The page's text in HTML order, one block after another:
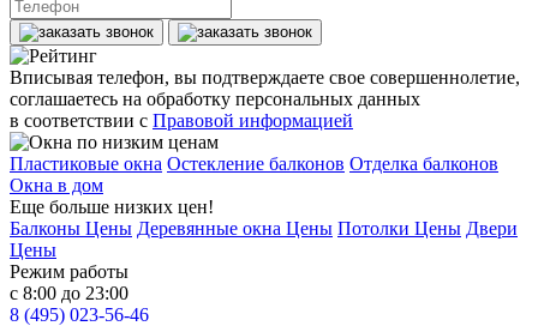
Вписывая телефон, вы подтверждаете свое совершеннолетие,
соглашаетесь на обработку персональных данных
в соответствии с Правовой информацией
Пластиковые окна Остекление балконов Отделка балконов
Окна в дом
Еще больше низких цен!
Балконы Цены Деревянные окна Цены Потолки Цены Двери
Цены
Режим работы
с 8:00 до 23:00
8 (495) 023-56-46